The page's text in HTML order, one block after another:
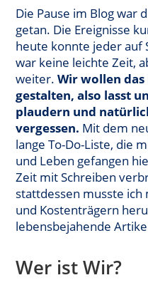
Die Pause im Blog war
getan. Die Ereignisse
heute konnte jeder auf
war keine leichte Zeit,
weiter.Wir wollen
gestalten, also lasst
plaudern und
vergessen. Mit dem
lange To-Do-Liste, die
und Leben gefangen
Zeit mit Schreiben
stattdessen musste
und Kostenträgern
lebensbejahende
Wer ist Wir?